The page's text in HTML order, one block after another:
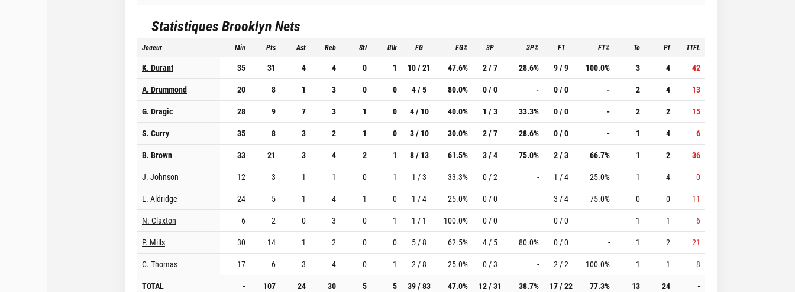
StatistiquesBrooklyn Nets
Joueur Min Pts Ast Reb Stl Blk FG FG% 3P 3P% FT FT% To Pf TTFL
K. Durant 35 31 4 4 0 1 10 / 21 47.6% 2 / 7 28.6% 9 / 9 100.0% 3 4
42
A. Drummond
20 8 1 3 0 0 4 / 5 80.0% 0 / 0 - 0 / 0 - 2 4
13
G. Dragic
28 9 7 3 1 0 4 / 10 40.0% 1 / 3 33.3% 0 / 0 - 2 2
15
S. Curry
35 8 3 2 1 0 3 / 10 30.0% 2 / 7 28.6% 0 / 0 - 1 4
6
B. Brown
33 21 3 4 2 1 8 / 13 61.5% 3 / 4 75.0% 2 / 3 66.7% 1 2
36
J. Johnson
12 3 1 1 0 1 1 / 3 33.3% 0 / 2 - 1 / 4 25.0% 1 4
0
L. Aldridge
24 5 1 4 1 0 1 / 4 25.0% 0 / 0 - 3 / 4 75.0% 0 0
11
N. Claxton
6 2 0 3 0 1 1 / 1 100.0% 0 / 0 - 0 / 0 - 1 1
6
P. Mills
30 14 1 2 0 0 5 / 8 62.5% 4 / 5 80.0% 0 / 0 - 1 2
21
C. Thomas
17 6 3 4 0 1 2 / 8 25.0% 0 / 3 - 2 / 2 100.0% 1 1
8
TOTAL
- 107 24 30 5 5 39 / 83 47.0% 12 / 31 38.7% 17 / 22 77.3% 13 24 -